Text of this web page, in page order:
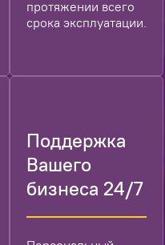
протяжении всего
срока эксплуатации.
Поддержка
Вашего
бизнеса 24/7